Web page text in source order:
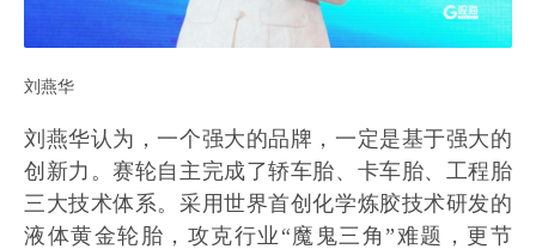
刘燕华
刘燕华认为，一个强大的品牌，一定是基于强大的
创新力。赛轮自主完成了轿车胎、卡车胎、工程胎
三大技术体系。采用世界首创化学炼胶技术研发的
液体黄金轮胎，攻克行业“魔鬼三角”难题，更节